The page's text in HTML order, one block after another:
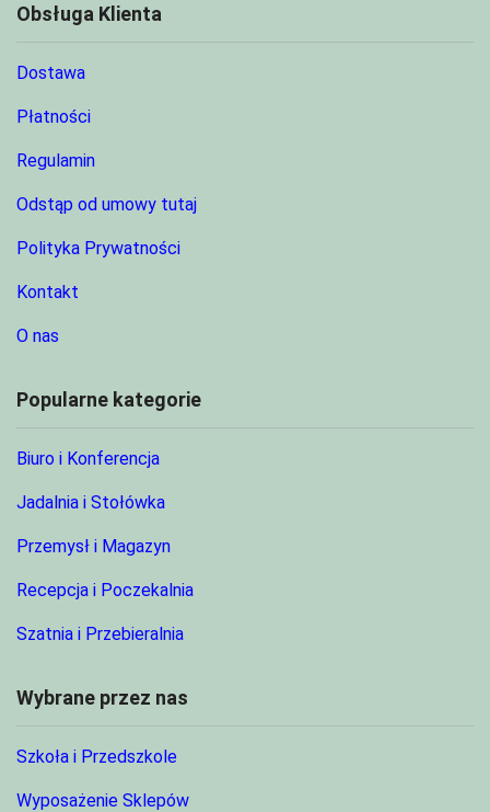
Obsługa Klienta
Dostawa
Płatności
Regulamin
Odstąp od umowy tutaj
Polityka Prywatności
Kontakt
O nas
Popularne kategorie
Biuro i Konferencja
Jadalnia i Stołówka
Przemysł i Magazyn
Recepcja i Poczekalnia
Szatnia i Przebieralnia
Wybrane przez nas
Szkoła i Przedszkole
Wyposażenie Sklepów